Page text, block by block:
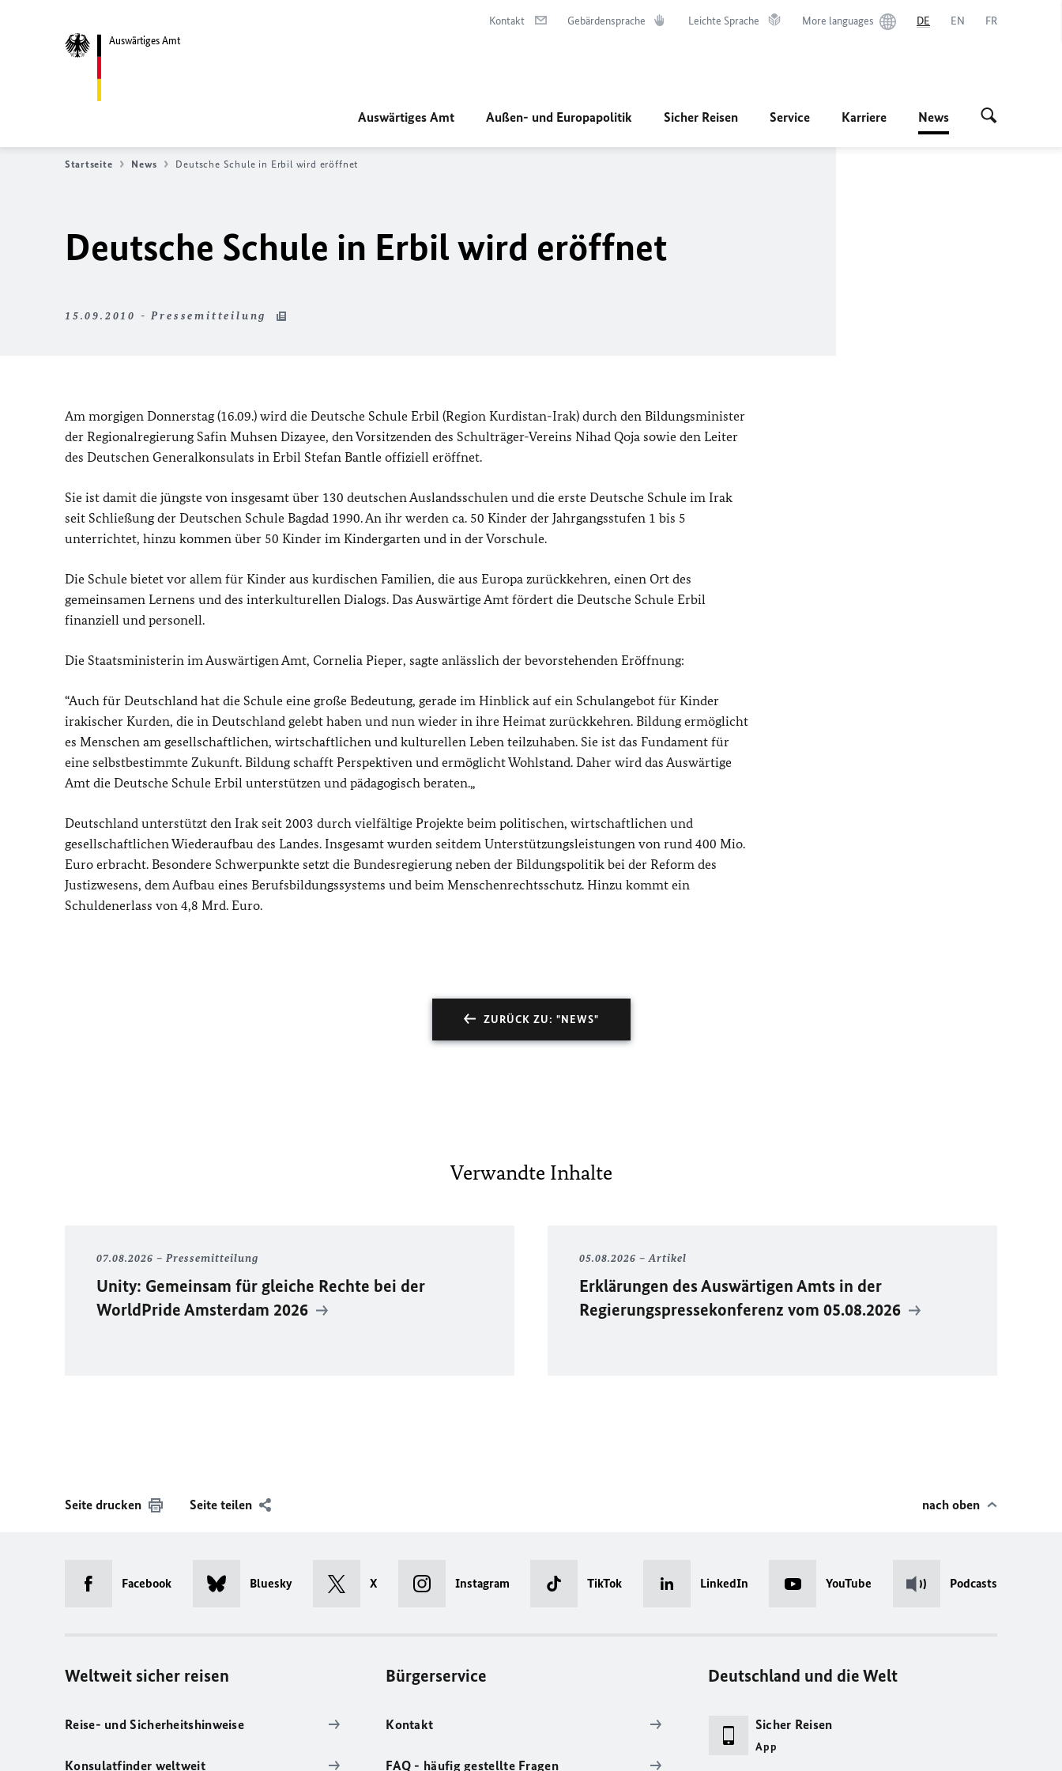
Auswärtiges Amt
Kontakt Gebärdensprache Leichte Sprache More languages DE EN FR
Auswärtiges Amt Außen- und Europapolitik Sicher Reisen Service Karriere News
Startseite News Deutsche Schule in Erbil wird eröffnet
Deutsche Schule in Erbil wird eröffnet
15.09.2010 - Pressemitteilung
Am morgigen Donnerstag (16.09.) wird die Deutsche Schule Erbil (Region Kurdistan-Irak) durch den Bildungsminister
der Regionalregierung Safin Muhsen Dizayee, den Vorsitzenden des Schulträger-Vereins Nihad Qoja sowie den Leiter
des Deutschen Generalkonsulats in Erbil Stefan Bantle offiziell eröffnet.
Sie ist damit die jüngste von insgesamt über 130 deutschen Auslandsschulen und die erste Deutsche Schule im Irak
seit Schließung der Deutschen Schule Bagdad 1990. An ihr werden ca. 50 Kinder der Jahrgangsstufen 1 bis 5
unterrichtet, hinzu kommen über 50 Kinder im Kindergarten und in der Vorschule.
Die Schule bietet vor allem für Kinder aus kurdischen Familien, die aus Europa zurückkehren, einen Ort des
gemeinsamen Lernens und des interkulturellen Dialogs. Das Auswärtige Amt fördert die Deutsche Schule Erbil
finanziell und personell.
Die Staatsministerin im Auswärtigen Amt, Cornelia Pieper, sagte anlässlich der bevorstehenden Eröffnung:
“Auch für Deutschland hat die Schule eine große Bedeutung, gerade im Hinblick auf ein Schulangebot für Kinder
irakischer Kurden, die in Deutschland gelebt haben und nun wieder in ihre Heimat zurückkehren. Bildung ermöglicht
es Menschen am gesellschaftlichen, wirtschaftlichen und kulturellen Leben teilzuhaben. Sie ist das Fundament für
eine selbstbestimmte Zukunft. Bildung schafft Perspektiven und ermöglicht Wohlstand. Daher wird das Auswärtige
Amt die Deutsche Schule Erbil unterstützen und pädagogisch beraten.„
Deutschland unterstützt den Irak seit 2003 durch vielfältige Projekte beim politischen, wirtschaftlichen und
gesellschaftlichen Wiederaufbau des Landes. Insgesamt wurden seitdem Unterstützungsleistungen von rund 400 Mio.
Euro erbracht. Besondere Schwerpunkte setzt die Bundesregierung neben der Bildungspolitik bei der Reform des
Justizwesens, dem Aufbau eines Berufsbildungssystems und beim Menschenrechtsschutz. Hinzu kommt ein
Schuldenerlass von 4,8 Mrd. Euro.
ZURÜCK ZU: "NEWS"
Verwandte Inhalte
07.08.2026 Pressemitteilung
Unity: Gemeinsam für gleiche Rechte bei der
WorldPrideAmsterdam 2026
05.08.2026 Artikel
Erklärungen des Auswärtigen Amts in der
Regierungspressekonferenz vom 05.08.2026
Seite drucken Seite teilen nach oben
Facebook Bluesky X Instagram TikTok LinkedIn YouTube Podcasts
Weltweit sicher reisen
Reise- und Sicherheitshinweise
Konsulatfinder weltweit
Bürgerservice
Kontakt
FAQ - häufig gestellte Fragen
Deutschland und die Welt
Sicher Reisen
App